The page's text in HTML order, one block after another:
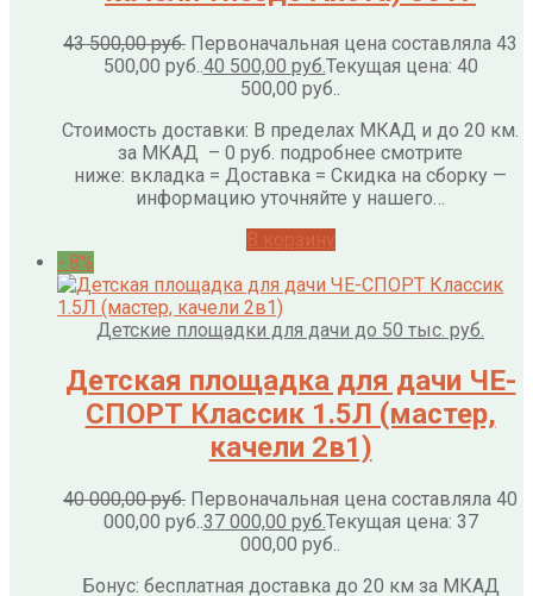
43 500,00руб. Первоначальная цена составляла 43
500,00 руб.. 40 500,00 руб. Текущая цена: 40
500,00 руб..
Стоимость доставки: В пределах МКАД и до 20 км.
за МКАД – 0 руб. подробнее смотрите
ниже: вкладка = Доставка = Скидка на сборку —
информацию уточняйте у нашего…
- 8%
Детские площадки для дачи до 50 тыс. руб.
Детская площадка для дачи ЧЕ-
СПОРТ Классик 1.5Л (мастер,
качели 2в1)
40 000,00руб. Первоначальная цена составляла 40
000,00 руб..37 000,00 руб.Текущая цена: 37
000,00 руб..
Бонус: бесплатная доставка до 20 км за МКАД